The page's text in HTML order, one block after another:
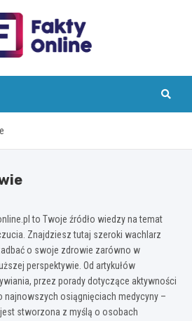
to Twoje źródło wiedzy na temat
Znajdziesz tutaj szeroki wachlarz
o swoje zdrowie zarówno w
perspektywie. Od artykułów
przez porady dotyczące aktywności
najnowszych osiągnięciach medycyny –
stworzona z myślą o osobach